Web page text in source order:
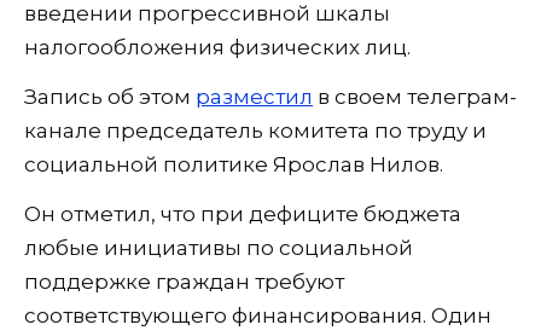
введении прогрессивной шкалы
налогообложения физических лиц.
Запись об этом разместил в своем телеграм-
канале председатель комитета по труду и
социальной политике Ярослав Нилов.
Он отметил, что при дефиците бюджета
любые инициативы по социальной
поддержке граждан требуют
соответствующего финансирования. Один